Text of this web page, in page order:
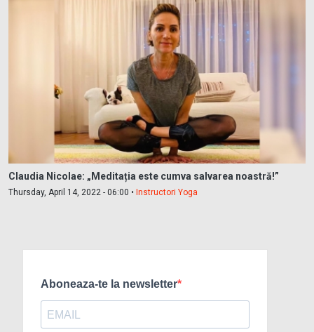
Claudia Nicolae: „Meditația este cumva salvarea noastră!”
Thursday, April 14, 2022 - 06:00 • Instructori Yoga